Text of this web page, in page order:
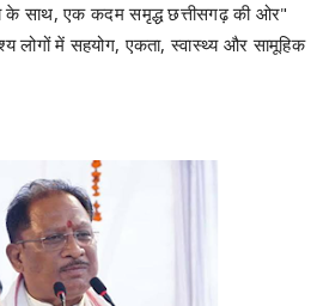
के साथ, एक कदम समृद्ध छत्तीसगढ़ की ओर"
लोगों में सहयोग, एकता, स्वास्थ्य और सामूहिक